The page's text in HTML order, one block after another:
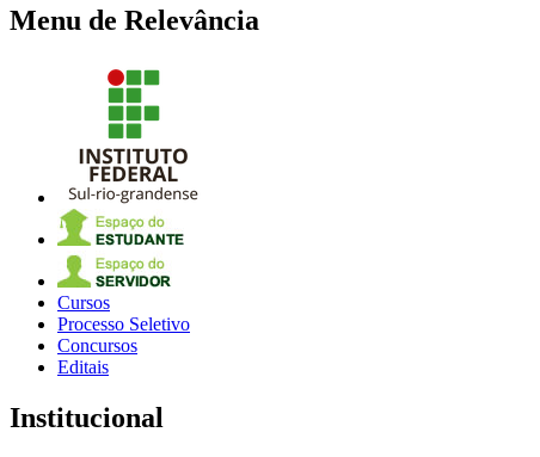
Menu de Relevância
Cursos
Processo Seletivo
Concursos
Editais
Institucional